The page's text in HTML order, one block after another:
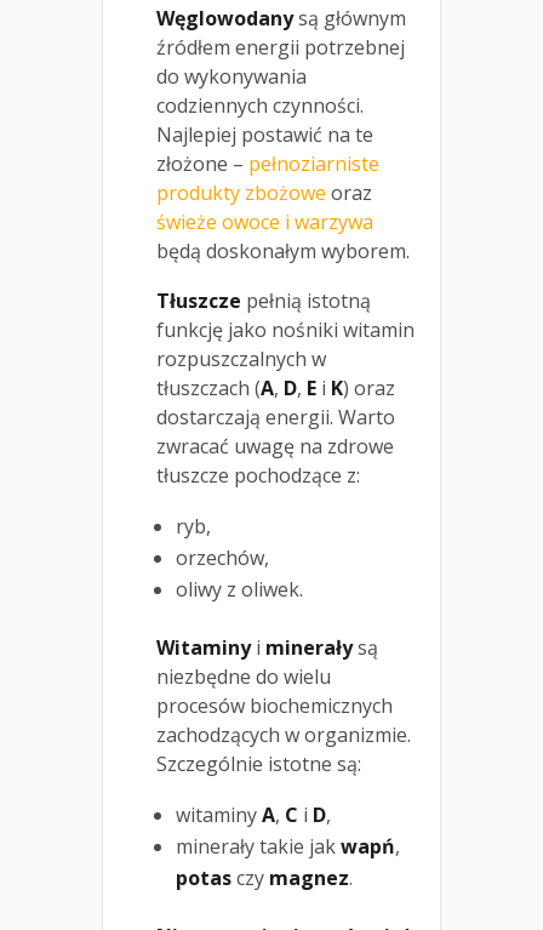
Węglowodanysą głównym
źródłem energii potrzebnej
do wykonywania
codziennych czynności.
Najlepiej postawić na te
złożone – pełnoziarniste
produkty zbożowe oraz
świeże owoce i warzywa
będą doskonałym wyborem.
Tłuszcze pełnią istotną
funkcję jako nośniki witamin
rozpuszczalnych w
tłuszczach (A, D, E i K) oraz
dostarczają energii. Warto
zwracać uwagę na zdrowe
tłuszcze pochodzące z:
ryb,
orzechów,
oliwy z oliwek.
Witaminyi minerałysą
niezbędne do wielu
procesów biochemicznych
zachodzących w organizmie.
Szczególnie istotne są:
witaminyA, C i D,
minerały takie jakwapń,
potasczy magnez.